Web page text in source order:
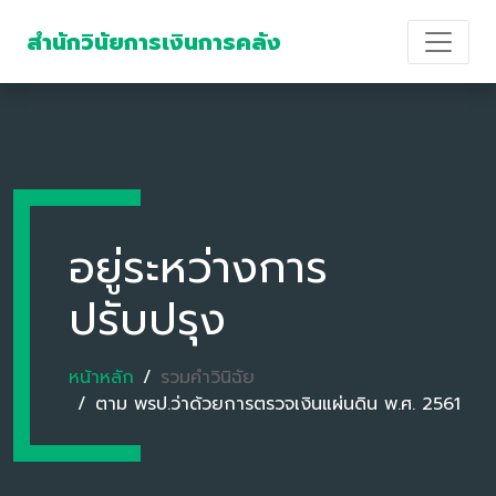
สำนักวินัยการเงินการคลัง
อยู่ระหว่างการ
ปรับปรุง
หน้าหลัก
รวมคำวินิฉัย
ตาม พรป.ว่าด้วยการตรวจเงินแผ่นดิน พ.ศ. 2561